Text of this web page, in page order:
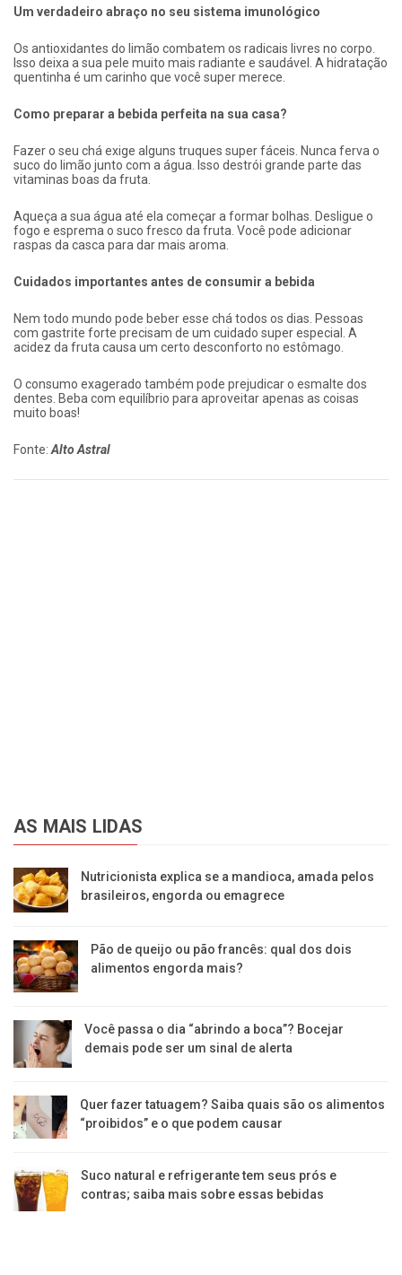
Um verdadeiro abraço no seu sistema imunológico
Os antioxidantes do limão combatem os radicais livres no corpo.
Isso deixa a sua pele muito mais radiante e saudável. A hidratação
quentinha é um carinho que você super merece.
Como preparar a bebida perfeita na sua casa?
Fazer o seu chá exige alguns truques super fáceis. Nunca ferva o
suco do limão junto com a água. Isso destrói grande parte das
vitaminas boas da fruta.
Aqueça a sua água até ela começar a formar bolhas. Desligue o
fogo e esprema o suco fresco da fruta. Você pode adicionar
raspas da casca para dar mais aroma.
Cuidados importantes antes de consumir a bebida
Nem todo mundo pode beber esse chá todos os dias. Pessoas
com gastrite forte precisam de um cuidado super especial. A
acidez da fruta causa um certo desconforto no estômago.
O consumo exagerado também pode prejudicar o esmalte dos
dentes. Beba com equilíbrio para aproveitar apenas as coisas
muito boas!
Fonte: Alto Astral
AS MAIS LIDAS
Nutricionista explica se a mandioca, amada pelos
brasileiros, engorda ou emagrece
Pão de queijo ou pão francês: qual dos dois
alimentos engorda mais?
Você passa o dia “abrindo a boca”? Bocejar
demais pode ser um sinal de alerta
Quer fazer tatuagem? Saiba quais são os alimentos
“proibidos” e o que podem causar
Suco natural e refrigerante tem seus prós e
contras; saiba mais sobre essas bebidas